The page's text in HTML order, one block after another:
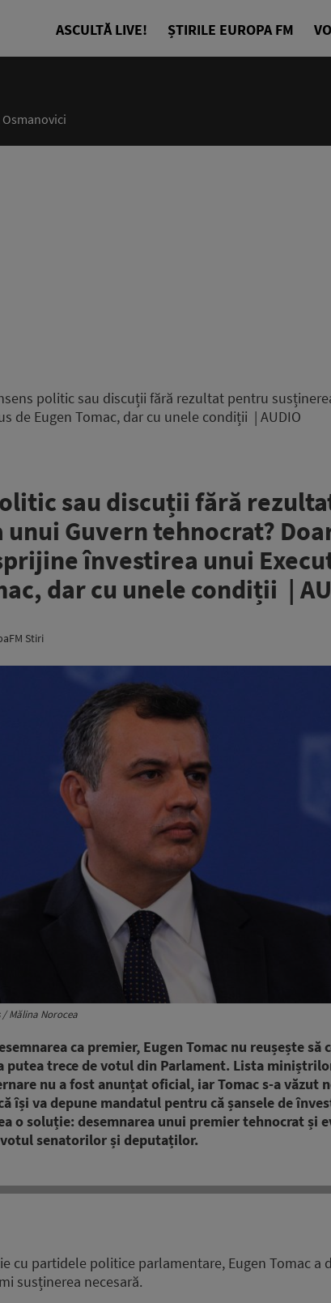
ASCULTĂ LIVE! ȘTIRILE EUROPA FM
Osmanovici
politic sau discuții fără rezultat pentru
de Eugen Tomac, dar cu unele condiții | AUDIO
sau discuții fără
Guvern tehnocrat?
învestirea unui
dar cu unele condiții |
Stiri
Mălina Norocea
ca premier, Eugen Tomac nu reușește
putea trece de votul din Parlament. Lista
nu a fost anunțat oficial, iar Tomac s-a văzut
își va depune mandatul pentru că șansele de
o soluție: desemnarea unui premier tehnocrat și
votul senatorilor și deputaților.
cu partidele politice parlamentare, Eugen Tomac a
susținerea necesară.